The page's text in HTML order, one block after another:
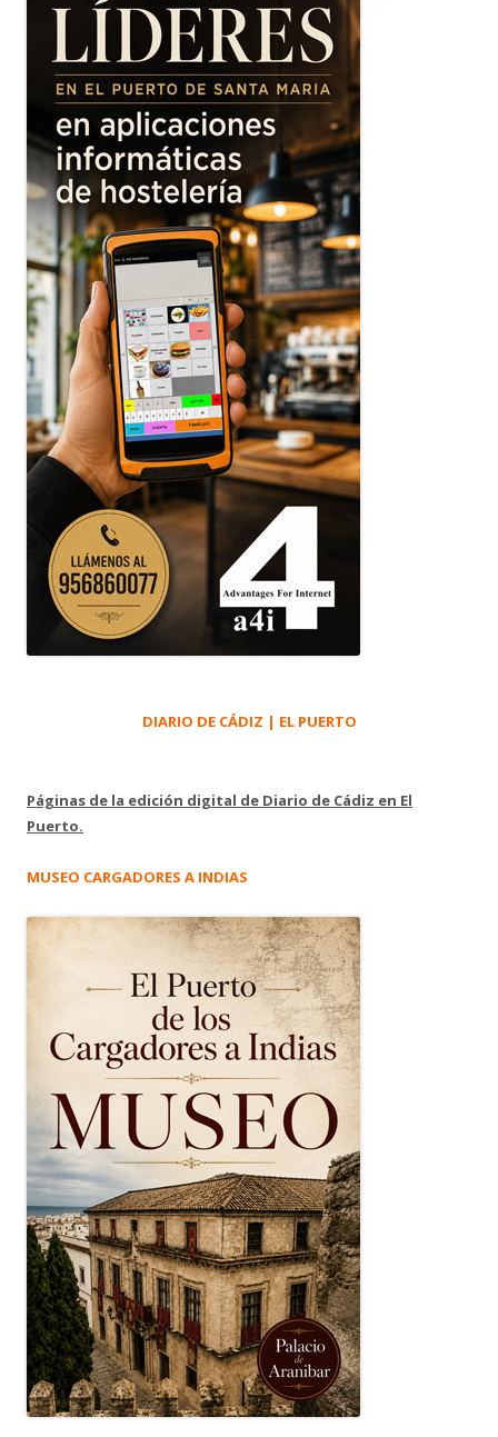
principal
DIARIO DE CÁDIZ | EL PUERTO
Páginas de la edición digital de Diario de Cádiz en El
Puerto.
MUSEO CARGADORES A INDIAS